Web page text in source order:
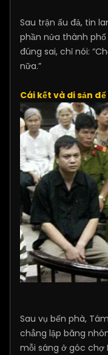
Sau trận ẩu đả, tin
phần nửa thành
đúng sai, chỉ nói:
nữa.”
Cái kết và di sản
Sau vụ bến phà,
chẳng lập băng
mỗi sáng ở góc chợ